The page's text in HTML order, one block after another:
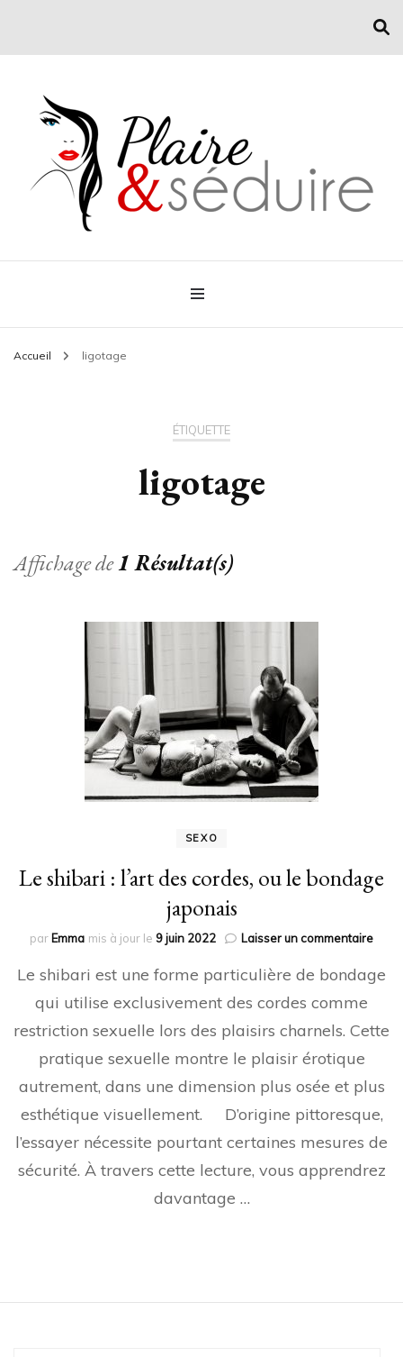
Plaire & Séduire
Conseil mode et séduction
Accueil ligotage
ÉTIQUETTE
ligotage
Affichage de1 Résultat(s)
SEXO
Le shibari : l’art des cordes, ou le bondage
japonais
par Emma mis à jour le 9 juin 2022 Laisser un commentairesur
Le shibari est une forme particulière de bondage
qui utilise exclusivement des cordes comme
restriction sexuelle lors des plaisirs charnels. Cette
pratique sexuelle montre le plaisir érotique
autrement, dans une dimension plus osée et plus
esthétique visuellement. D’origine pittoresque,
l’essayer nécessite pourtant certaines mesures de
sécurité. À travers cette lecture, vous apprendrez
davantage …